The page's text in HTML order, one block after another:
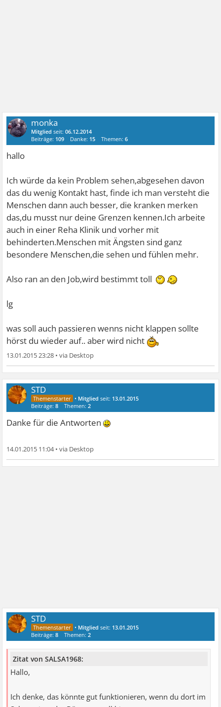
monka
Mitglied seit:06.12.2014
Beiträge: 109 Danke: 15 Themen:6
hallo
Ich würde da kein Problem sehen,abgesehen davon
das du wenig Kontakt hast, finde ich man versteht die
Menschen dann auch besser, die kranken merken
das,du musst nur deine Grenzen kennen.Ich arbeite
auch in einer Reha Klinik und vorher mit
behinderten.Menschen mit Ängsten sind ganz
besondere Menschen,die sehen und fühlen mehr.
Also ran an den Job,wird bestimmt toll
lg
was soll auch passieren wenns nicht klappen sollte
hörst du wieder auf.. aber wird nicht
13.01.2015 23:28 •
STD
• Mitglied seit: 13.01.2015
Beiträge:8 Themen:2
Danke für die Antworten
14.01.2015 11:04•
STD
• Mitglied seit: 13.01.2015
Beiträge:8 Themen:2
Zitat von SALSA1968:
Hallo,
Ich denke, das könnte gut funktionieren, wenn du dort im